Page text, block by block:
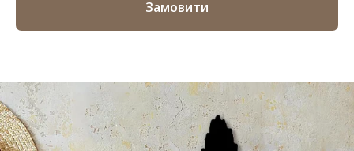
Замовити